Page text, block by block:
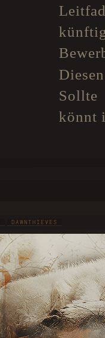
Sollte
könnt
DAWNTHIEVES